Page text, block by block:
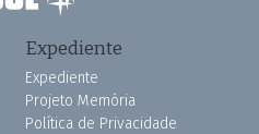
Expediente
Expediente
Projeto Memória
Política de Privacidade